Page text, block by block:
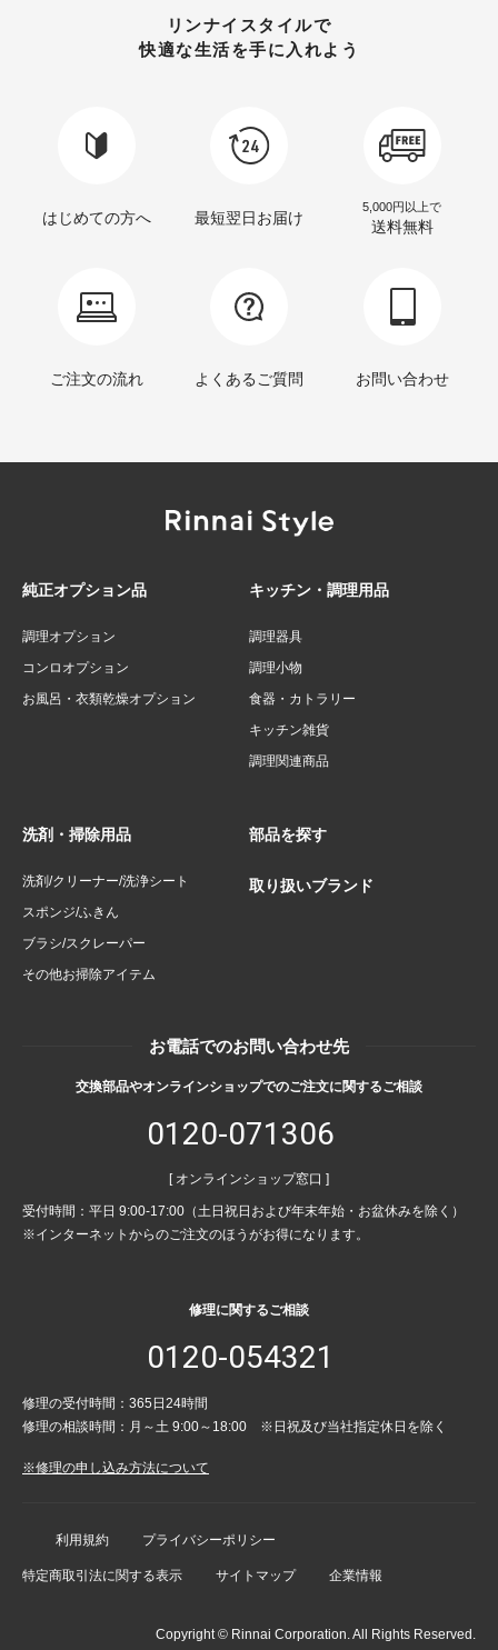
リンナイスタイルで
快適な生活を手に入れよう
はじめての方へ 最短翌日お届け
5,000円以上で
送料無料
ご注文の流れ よくあるご質問 お問い合わせ
純正オプション品
調理オプション
コンロオプション
お風呂・衣類乾燥オプション
キッチン・調理用品
調理器具
調理小物
食器・カトラリー
キッチン雑貨
調理関連商品
洗剤・掃除用品
洗剤/クリーナー/洗浄シート
スポンジ/ふきん
ブラシ/スクレーパー
その他お掃除アイテム
部品を探す
取り扱いブランド
お電話でのお問い合わせ先
交換部品やオンラインショップでのご注文に関するご相談
0120-071306
[ オンラインショップ窓口 ]
受付時間：平日 9:00-17:00（土日祝日および年末年始・お盆休みを除く）
※インターネットからのご注文のほうがお得になります。
修理に関するご相談
0120-054321
修理の受付時間：365日24時間
修理の相談時間：月～土 9:00～18:00 ※日祝及び当社指定休日を除く
※修理の申し込み方法について
利用規約 プライバシーポリシー
特定商取引法に関する表示 サイトマップ 企業情報
Copyright © Rinnai Corporation. All Rights Reserved.